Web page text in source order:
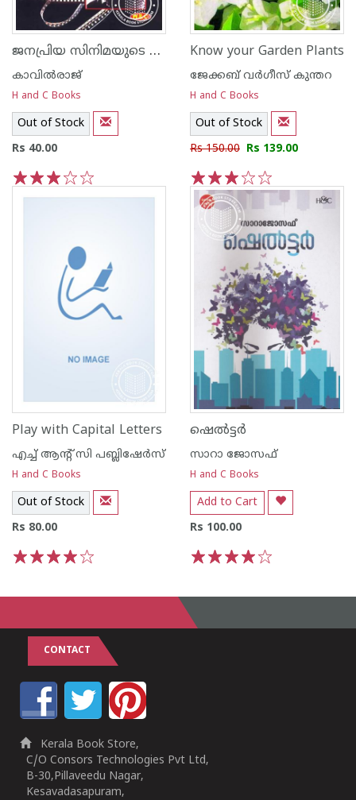
ജനപ്രിയ സിനിമയുടെ രാജശില്‍പ്പികള്‍
കാവില്‍‌രാജ്‌
H and C Books
Out of Stock
Rs 40.00
Know your Garden Plants
ജേക്കബ്‌ വര്‍ഗീസ്‌ കുന്തറ
H and C Books
Out of Stock
Rs 150.00 Rs 139.00
5
4
3
2
1
Play with Capital Letters
എച്ച് ആന്റ്‌ സി പബ്ലിഷേര്‍സ്
H and C Books
Out of Stock
Rs 80.00
ഷെല്‍ട്ടര്‍
സാറാ ജോസഫ്
H and C Books
Add to Cart
Rs 100.00
CONTACT
Kerala Book Store,
C/O Consors Technologies Pvt Ltd,
B-30,Pillaveedu Nagar,
Kesavadasapuram,